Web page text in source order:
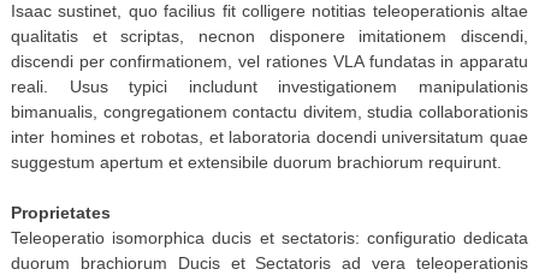
Isaac sustinet, quo facilius fit colligere notitias teleoperationis altae
qualitatis et scriptas, necnon disponere imitationem discendi,
discendi per confirmationem, vel rationes VLA fundatas in apparatu
reali. Usus typici includunt investigationem manipulationis
bimanualis, congregationem contactu divitem, studia collaborationis
inter homines et robotas, et laboratoria docendi universitatum quae
suggestum apertum et extensibile duorum brachiorum requirunt.
Proprietates
Teleoperatio isomorphica ducis et sectatoris: configuratio dedicata
duorum brachiorum Ducis et Sectatoris ad vera teleoperationis